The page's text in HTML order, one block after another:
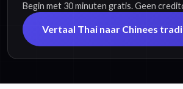
Begin met 30 minuten gratis. Geen
Vertaal Thai naar Chinees